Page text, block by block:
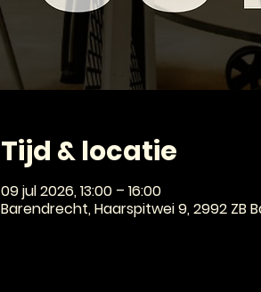
Tijd & locatie
09 jul 2026, 13:00 – 16:00
Barendrecht, Haarspitwei 9, 2992 ZB